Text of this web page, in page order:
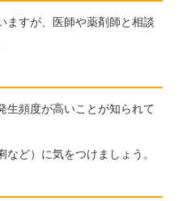
ますが、医師や薬剤師と相談
生頻度が高いことが知られて
ど）に気をつけましょう。